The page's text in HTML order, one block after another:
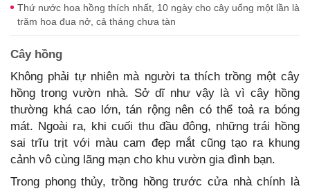
Thứ nước hoa hồng thích nhất, 10 ngày cho cây uống một lần là
trăm hoa đua nở, cả tháng chưa tàn
Cây hồng
Không phải tự nhiên mà người ta thích trồng một cây
hồng trong vườn nhà. Sở dĩ như vậy là vì cây hồng
thường khá cao lớn, tán rộng nên có thể toả ra bóng
mát. Ngoài ra, khi cuối thu đầu đông, những trái hồng
sai trĩu trịt với màu cam đẹp mắt cũng tạo ra khung
cảnh vô cùng lãng mạn cho khu vườn gia đình bạn.
Trong phong thủy, trồng hồng trước cửa nhà chính là